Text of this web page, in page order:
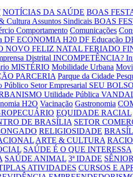
NOTÍCIAS DA SAÚDE BOAS
CulturaAssuntos Sindicais BOAS
Comportamento Comunicações
DF ECONOMIA H20 DF Educação
NOVO FELIZ NATAL FERIADO
Distrital INCOMPETÊNCIA?
MISTÉRIO Mobilidade Urbana
PARCERIA Parque da Cidade
Público Setor Empresarial SEU BOLSO
Utilidade Pública
H2O Vacinação Gastronomia
EQUIDADE RACIAL
DE BRASÍLIA SETOR
RELIGIOSIDADE
ARTE & CULTURA
SAÚDE É O QUE INTERESSA
SAÚDE ANIMAL 3ª IDADE
ATIVIDADES CURSOS E